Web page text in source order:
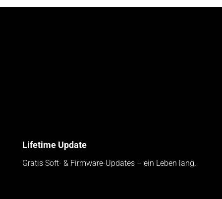
Lifetime Update
Gratis Soft- & Firmware-Updates – ein Leben lang.